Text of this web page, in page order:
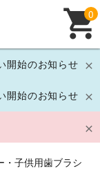
開始のお知らせ
開始のお知らせ
0
・子供用歯ブラシ